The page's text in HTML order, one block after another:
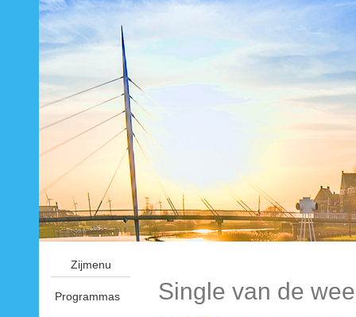
Zijmenu
Programmas Single van de